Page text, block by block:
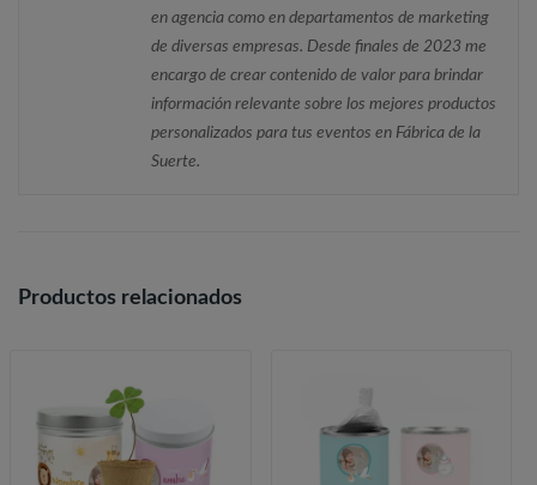
en agencia como en departamentos de marketing
de diversas empresas. Desde finales de 2023 me
encargo de crear contenido de valor para brindar
información relevante sobre los mejores productos
personalizados para tus eventos en Fábrica de la
Suerte.
Productos relacionados